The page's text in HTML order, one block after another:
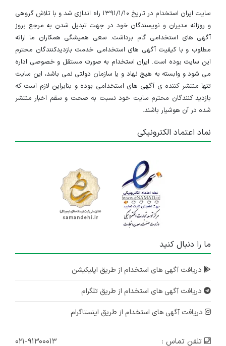
سایت ایران استخدام در تاریخ ۱۳۹۱/۱/۱۰ راه اندازی شد و با تلاش گروهی
و روزانه مدیران و نویسندگان خود در جهت تبدیل شدن به مرجع بروز
آگهی های استخدامی گام برداشت. سعی همیشگی همکاران ما ارائه
مطلوب و با کیفیت آگهی های استخدامی خدمت بازدیدکنندگان محترم
این سایت بوده است. ایران استخدام به صورت مستقل و خصوصی اداره
می شود و وابسته به هیچ نهاد و یا سازمان دولتی نمی باشد، این سایت
تنها منتشر کننده ی آگهی های استخدامی بوده و بنابراین لازم است که
بازدید کنندگان محترم سایت خود نسبت به صحت و سقم اخبار منتشر
شده در آن هوشیار باشند.
نماد اعتماد الکترونیکی
ما را دنبال کنید
دریافت آگهی های استخدام از طریق اپلیکیشن
دریافت آگهی های استخدام از طریق تلگرام
دریافت آگهی های استخدام از طریق اینستاگرام
تلفن تماس : ۰۲۱-۹۱۳۰۰۰۱۳